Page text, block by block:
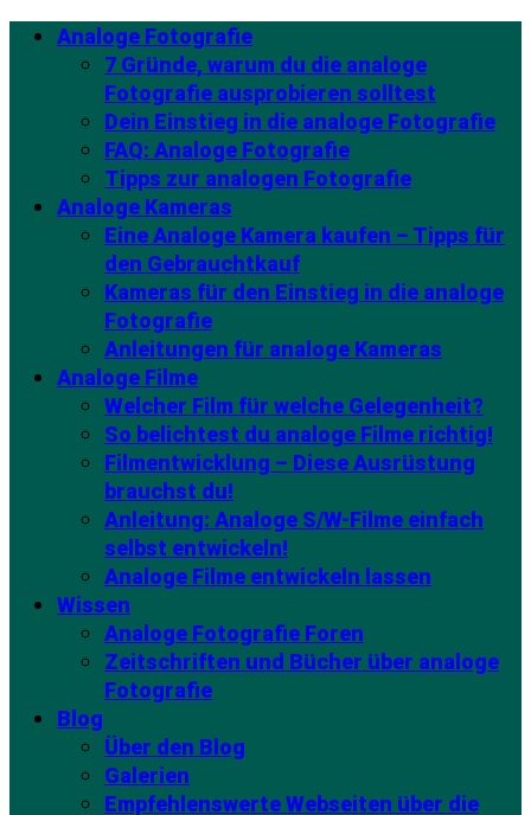
Analoge Fotografie
7 Gründe, warum du die analoge
Fotografie ausprobieren solltest
Dein Einstieg in die analoge Fotografie
FAQ: Analoge Fotografie
Tipps zur analogen Fotografie
Analoge Kameras
Eine Analoge Kamera kaufen – Tipps für
den Gebrauchtkauf
Kameras für den Einstieg in die analoge
Fotografie
Anleitungen für analoge Kameras
Analoge Filme
Welcher Film für welche Gelegenheit?
So belichtest du analoge Filme richtig!
Filmentwicklung – Diese Ausrüstung
brauchst du!
Anleitung: Analoge S/W-Filme einfach
selbst entwickeln!
Analoge Filme entwickeln lassen
Wissen
Analoge Fotografie Foren
Zeitschriften und Bücher über analoge
Fotografie
Blog
Über den Blog
Galerien
Empfehlenswerte Webseiten über die